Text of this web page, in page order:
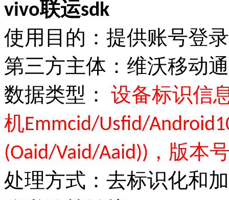
vivo联运sdk
使用目的：提供账号登
第三方主体：维沃移动
数据类型：
设备标识信
机Emmcid/Usfid/
(Oaid/Vaid/Aaid))，版本
处理方式：去标识化和